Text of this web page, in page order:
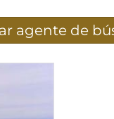
agente de